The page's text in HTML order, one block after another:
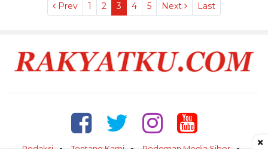
Prev 1 2 3 4 5 Next Last
Redaksi Tentang Kami
Pedoman Media Siber
×